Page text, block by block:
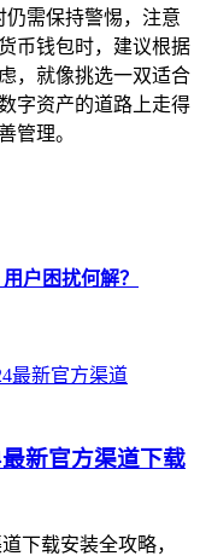
仍需保持警惕，注意
币钱包时，建议根据
，就像挑选一双适合
字资产的道路上走得
管理。
户困扰何解？
新官方渠道下载
下载安装全攻略，